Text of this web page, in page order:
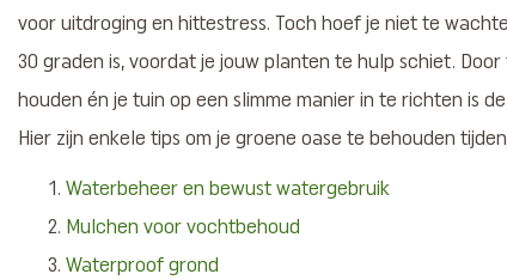
voor uitdroging en hittestress. Toch hoef je niet te
30 graden is, voordat je jouw planten te hulp schiet.
houden én je tuin op een slimme manier in te richten is
Hier zijn enkele tips om je groene oase te behouden
Waterbeheer en bewust watergebruik
Mulchen voor vochtbehoud
Waterproof grond